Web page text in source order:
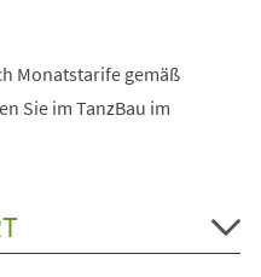
Monatstarife gemäß
Sie im TanzBau im